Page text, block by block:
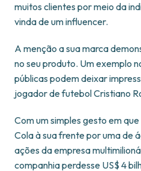
muitos clientes por meio da
vinda de um influencer.
A menção a sua marca
no seu produto. Um exemplo
públicas podem deixar
jogador de futebol Cristiano
Com um simples gesto em
Cola à sua frente por uma de
ações da empresa
companhia perdesse US$ 4